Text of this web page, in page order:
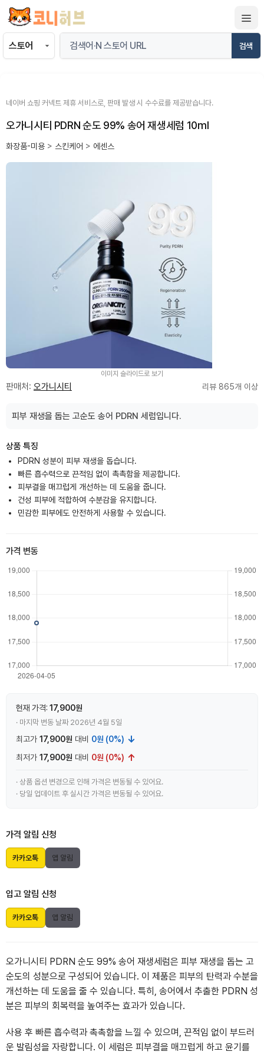
츠
검색
네이버 쇼핑 커넥트 제휴 서비스로, 판매 발생 시 수수료를 제공받습니다.
오가니시티 PDRN 순도 99% 송어 재생세럼 10ml
화장품-미용 > 스킨케어 > 에센스
이미지 슬라이드로 보기
판매처: 오가니시티 리뷰 865개 이상
피부 재생을 돕는 고순도 송어 PDRN 세럼입니다.
상품 특징
PDRN 성분이 피부 재생을 돕습니다.
빠른 흡수력으로 끈적임 없이 촉촉함을 제공합니다.
피부결을 매끄럽게 개선하는 데 도움을 줍니다.
건성 피부에 적합하여 수분감을 유지합니다.
민감한 피부에도 안전하게 사용할 수 있습니다.
가격 변동
현재 가격: 17,900원
· 마지막 변동 날짜 2026년 4월 5일
최고가 17,900원 대비 0원 (0%) ↓
최저가 17,900원 대비 0원 (0%) ↑
· 상품 옵션 변경으로 인해 가격은 변동될 수 있어요.
· 당일 업데이트 후 실시간 가격은 변동될 수 있어요.
가격 알림 신청
카카오톡 앱 알림
입고 알림 신청
카카오톡 앱 알림
오가니시티 PDRN 순도 99% 송어 재생세럼은 피부 재생을 돕는 고
순도의 성분으로 구성되어 있습니다. 이 제품은 피부의 탄력과 수분을
개선하는 데 도움을 줄 수 있습니다. 특히, 송어에서 추출한 PDRN 성
분은 피부의 회복력을 높여주는 효과가 있습니다.
사용 후 빠른 흡수력과 촉촉함을 느낄 수 있으며, 끈적임 없이 부드러
운 발림성을 자랑합니다. 이 세럼은 피부결을 매끄럽게 하고 윤기를